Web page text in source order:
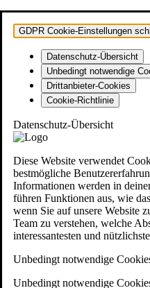
GDPR Cookie-Einstellungen
Datenschutz-Übersicht
Unbedingt notwendige
Drittanbieter-Cookies
Cookie-Richtlinie
Datenschutz-Übersicht
Diese Website verwendet
bestmögliche
Informationen werden in
führen Funktionen aus, wie
wenn Sie auf unsere Website
Team zu verstehen, welche
interessantesten und
Unbedingt notwendige
Unbedingt notwendige